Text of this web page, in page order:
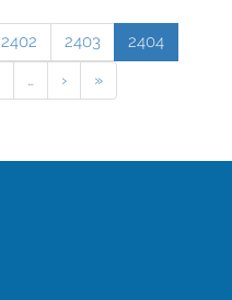
2402 2403
2404
… › »